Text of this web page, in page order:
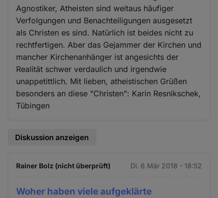
Agnostiker, Atheisten sind weitaus häufiger
Verfolgungen und Benachteiligungen ausgesetzt
als Christen es sind. Natürlich ist beides nicht zu
rechtfertigen. Aber das Gejammer der Kirchen und
mancher Kirchenanhänger ist angesichts der
Realität schwer verdaulich und irgendwie
unappetittlich. Mit lieben, atheistischen Grüßen
besonders an diese "Christen": Karin Resnikschek,
Tübingen
Diskussion anzeigen
Rainer Bolz (nicht überprüft) Di. 6 Mär 2018 - 18:52
Woher haben viele aufgeklärte